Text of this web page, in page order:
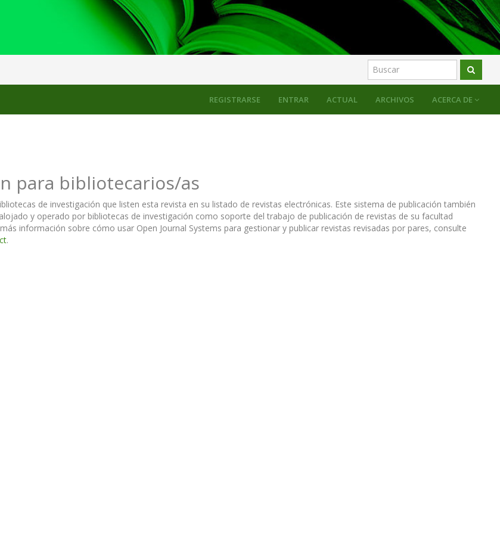
ACTUAL ARCHIVOS ACERCA DE
REGISTRARSE ENTRAR
para bibliotecarios/as
de investigación que listen esta revista en su listado de revistas electrónicas. Este sistema de publicación también
y operado por bibliotecas de investigación como soporte del trabajo de publicación de revistas de su facultad
información sobre cómo usar Open Journal Systems para gestionar y publicar revistas revisadas por pares, consulte
.